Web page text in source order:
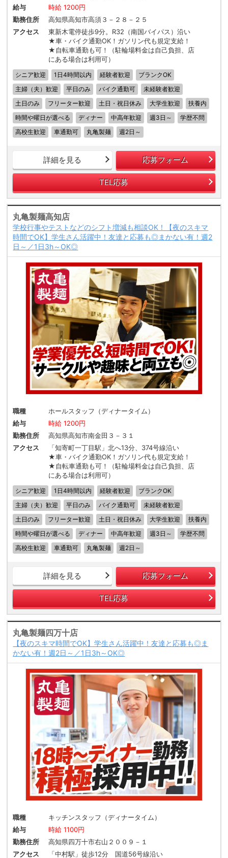
給与
時給 1200円
勤務住所
高知県高知市高須３－２８－２５
アクセス
東新木電停徒歩9分。R32（南国バイパス）沿い
★車・バイク通勤OK！ガソリン代も規定支給！
★自転車通勤も可！（駐輪場料金は自己負担、店
にある場合は利用可）
シニア歓迎 1日4時間以内 経験者歓迎
ブランクOK
主婦（夫）歓迎
平日のみ バイク通勤可
未経験者歓迎
土日のみ
フリーター歓迎 土日・祝日休み 大学生歓迎
扶養内
時間や曜日が選べる
ディナー 中高年歓迎 週3日～
学歴不問
高校生歓迎
車通勤可 丸亀製麺 週2日～
詳細を見る 応募フォーム
TEL応募
丸亀製麺高知店
学校行事やテストなどのシフト増減も相談OK！【夜のスキマ
時間でOK】学生さん活躍中！友達と応募も◎まかない有！週2
日～／1日3h～OK◎
職種
ホールスタッフ（ディナータイム）
給与
時給 1200円
勤務住所
高知県高知市南金田３－３１
アクセス
「知寄町一丁目駅」北へ13分、374号線沿い
★車・バイク通勤OK！ガソリン代も規定支給！
★自転車通勤も可！（駐輪場料金は自己負担、店
にある場合は利用可）
シニア歓迎 1日4時間以内 経験者歓迎
ブランクOK
主婦（夫）歓迎
平日のみ バイク通勤可
未経験者歓迎
土日のみ
フリーター歓迎 土日・祝日休み 大学生歓迎
扶養内
時間や曜日が選べる
ディナー 中高年歓迎 週3日～
学歴不問
高校生歓迎
車通勤可 丸亀製麺 週2日～
詳細を見る 応募フォーム
TEL応募
丸亀製麺四万十店
【夜のスキマ時間でOK】学生さん活躍中！友達と応募も◎ま
かない有！週2日～／1日3h～OK◎
職種
キッチンスタッフ（ディナータイム）
給与
時給 1100円
勤務住所
高知県四万十市右山２００９－１
アクセス
「中村駅」徒歩12分 国道56号線沿い